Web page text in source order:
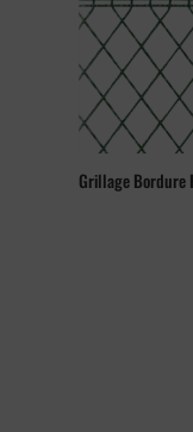
Grillage Bordure